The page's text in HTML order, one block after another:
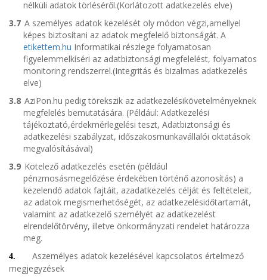
nélküli adatok törléséről.(Korlátozott adatkezelés elve)
3.7 A személyes adatok kezelését oly módon végzi,amellyel
képes biztosítani az adatok megfelelő biztonságát. A
etikettem.hu Informatikai részlege folyamatosan
figyelemmelkíséri az adatbiztonsági megfelelést, folyamatos
monitoring rendszerrel.(Integritás és bizalmas adatkezelés
elve)
3.8 AziPon.hu pedig törekszik az adatkezelésikövetelményeknek
megfelelés bemutatására. (Például: Adatkezelési
tájékoztató,érdekmérlegelési teszt, Adatbiztonsági és
adatkezelési szabályzat, időszakosmunkavállalói oktatások
megvalósításával)
3.9 Kötelező adatkezelés esetén (például
pénzmosásmegelőzése érdekében történő azonosítás) a
kezelendő adatok fajtáit, azadatkezelés célját és feltételeit,
az adatok megismerhetőségét, az adatkezelésidőtartamát,
valamint az adatkezelő személyét az adatkezelést
elrendelőtörvény, illetve önkormányzati rendelet határozza
meg.
4.
Aszemélyes adatok kezelésével kapcsolatos értelmező
megjegyzések